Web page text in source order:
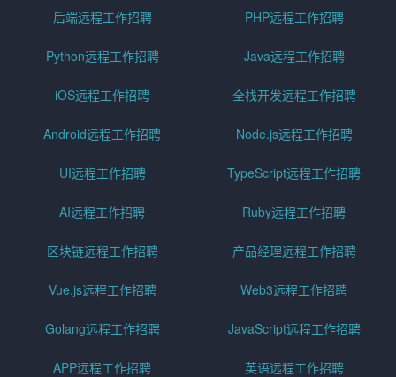
后端远程工作招聘 PHP远程工作招聘
Python远程工作招聘 Java远程工作招聘
iOS远程工作招聘 全栈开发远程工作招聘
Android远程工作招聘 Node.js远程工作招聘
UI远程工作招聘 TypeScript远程工作招聘
AI远程工作招聘 Ruby远程工作招聘
区块链远程工作招聘 产品经理远程工作招聘
Vue.js远程工作招聘 Web3远程工作招聘
Golang远程工作招聘 JavaScript远程工作招聘
APP远程工作招聘 英语远程工作招聘